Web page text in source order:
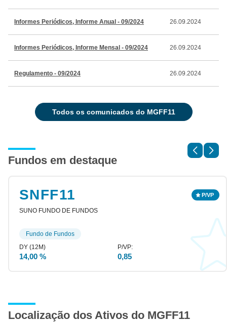
Informes Periódicos, Informe Anual - 09/2024 26.09.2024
Informes Periódicos, Informe Mensal - 09/2024 26.09.2024
Regulamento - 09/2024 26.09.2024
todos os comunicados do MGFF11
Fundos em destaque
SNFF11
SUNO FUNDO DE FUNDOS
14,00 % 0,85
Fundo de Fundos
Localização dos Ativos do MGFF11